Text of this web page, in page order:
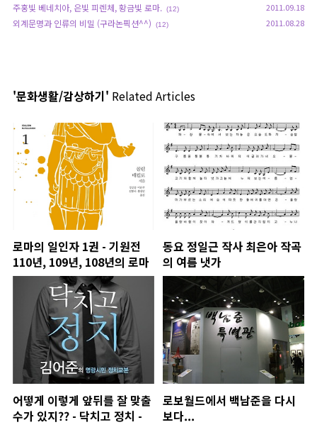
주홍빛 베네치아, 은빛 피렌체, 황금빛 로마. (12) 2011.09.18
외계문명과 인류의 비밀 (구라논픽션^^) (12) 2011.08.28
'문화생활/감상하기' Related Articles
로마의 일인자 1권 - 기원전
110년, 109년, 108년의 로마
동요 정일근 작사 최은아 작곡
의 여름 냇가
어떻게 이렇게 앞뒤를 잘 맞출
수가 있지?? - 닥치고 정치 -
로보월드에서 백남준을 다시
보다...